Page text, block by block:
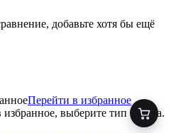
добавьте хотя бы ещё
Перейти в избранное
выберите тип товара.